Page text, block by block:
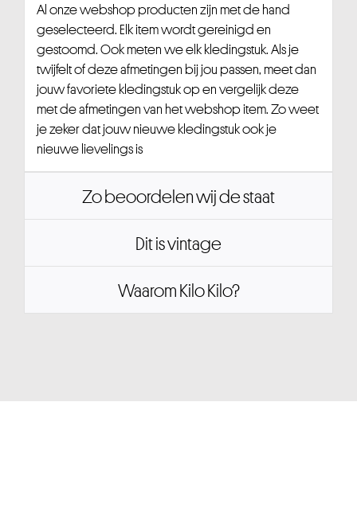
Al onze webshop producten zijn met de hand
geselecteerd. Elk item wordt gereinigd en
gestoomd. Ook meten we elk kledingstuk. Als je
twijfelt of deze afmetingen bij jou passen, meet dan
jouw favoriete kledingstuk op en vergelijk deze
met de afmetingen van het webshop item. Zo weet
je zeker dat jouw nieuwe kledingstuk ook je
nieuwe lievelings is
Zo beoordelen wij de staat
Dit is vintage
Waarom Kilo Kilo?